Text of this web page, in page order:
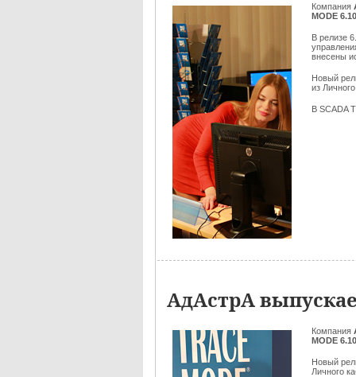
Компания
MODE
В релизе
внесены
Новый
из
В SCADA
АдАстрА
Компания
MODE
Новый
Личного